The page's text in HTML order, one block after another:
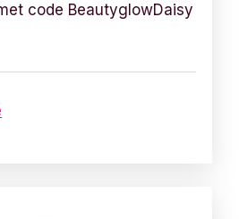
code BeautyglowDaisy